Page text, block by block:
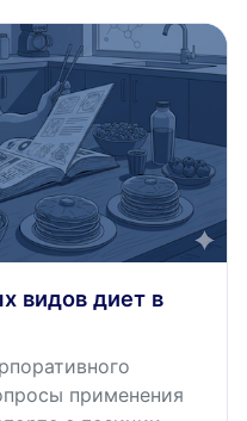
и
коррекции,
при джетлаге и
Курс имеет
час.
видов диет в
применения